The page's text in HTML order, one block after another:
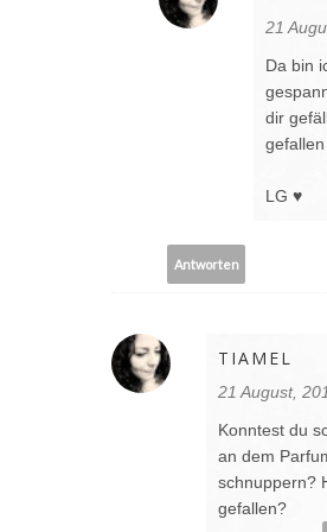
21
Da bin
dir
LG ♥
Antworten
TIAMEL
21 August,
Konntest du
an dem
schnuppern?
gefallen?